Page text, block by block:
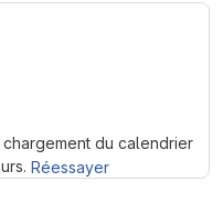
du calendrier
Réessayer